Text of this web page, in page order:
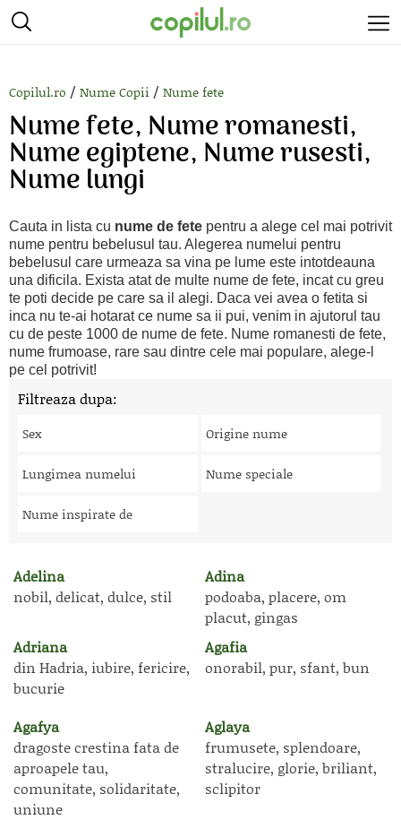
Copilul.ro / Nume Copii / Nume fete
Nume fete, Nume romanesti,
Nume egiptene, Nume rusesti,
Nume lungi
Cauta in lista cu nume de fete pentru a alege cel mai potrivit
nume pentru bebelusul tau. Alegerea numelui pentru
bebelusul care urmeaza sa vina pe lume este intotdeauna
una dificila. Exista atat de multe nume de fete, incat cu greu
te poti decide pe care sa il alegi. Daca vei avea o fetita si
inca nu te-ai hotarat ce nume sa ii pui, venim in ajutorul tau
cu de peste 1000 de nume de fete. Nume romanesti de fete,
nume frumoase, rare sau dintre cele mai populare, alege-l
pe cel potrivit!
Filtreaza dupa:
Sex Origine nume
Lungimea numelui Nume speciale
Nume inspirate de
Adelina
nobil, delicat, dulce, stil
Adina
podoaba, placere, om
placut, gingas
Adriana
din Hadria, iubire, fericire,
bucurie
Agafia
onorabil, pur, sfant, bun
Agafya
dragoste crestina fata de
aproapele tau,
comunitate, solidaritate,
uniune
Aglaya
frumusete, splendoare,
stralucire, glorie, briliant,
sclipitor